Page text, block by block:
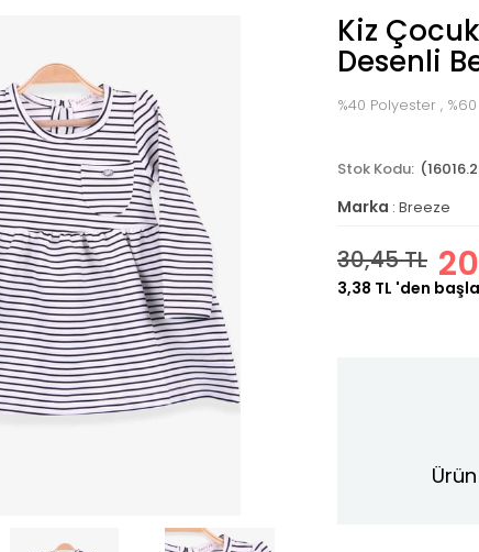
Kiz
Desenli
%40 Polyester ,
Marka : Breeze
30,45 TL
3,38 TL 'den